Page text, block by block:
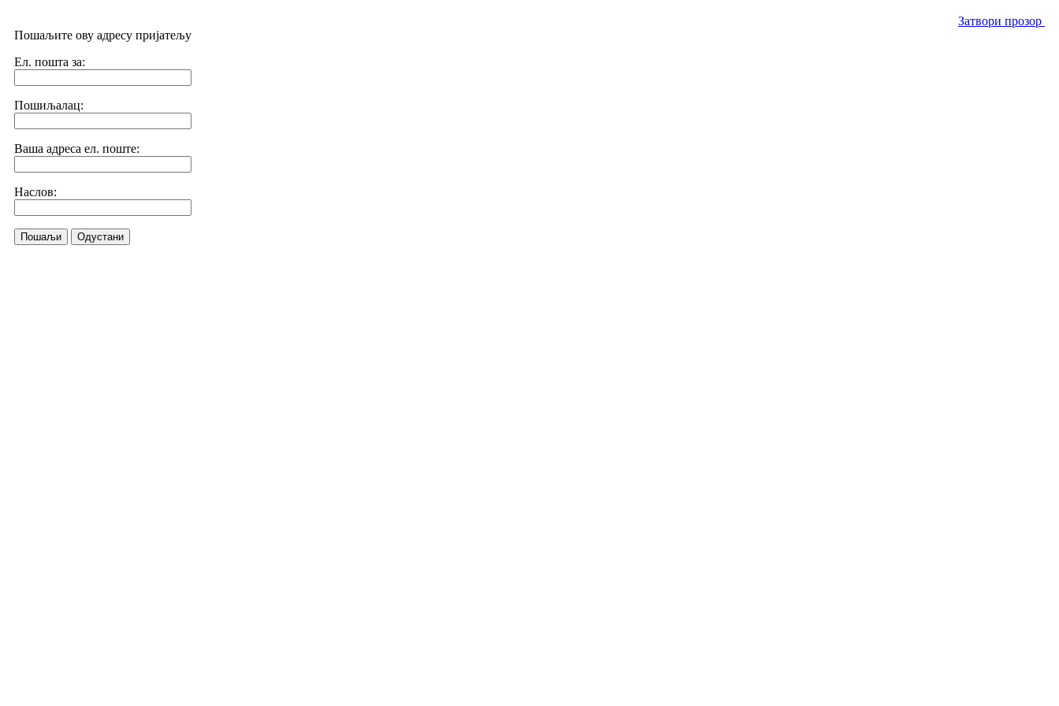
Затвори прозор
Пошаљите ову адресу пријатељу
Ел. пошта за:
Пошиљалац:
Ваша адреса ел. поште:
Наслов:
Пошаљи Одустани